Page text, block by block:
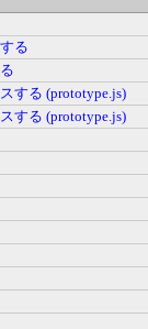
る
する (prototype.js)
する (prototype.js)